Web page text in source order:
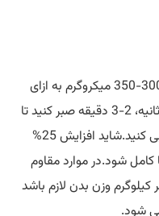
300-350 میکروگرم به ازای
هر کیلوگرم وزن بدن وریدی در 20-30 ثانیه، 2-3 دقیقه صبر کنید تا
اثر مسکنی را بعد از هر تنظیم دوز ارزیابی کنید.شاید افزایش 25%
کامل شود.در موارد مقاوم
به ازای هر کیلوگرم وزن بدن لازم باشد
شود.